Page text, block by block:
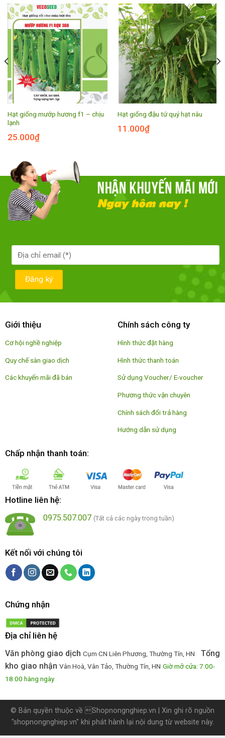
Hạt giống mướp hương f1 – chịu
lạnh
25.000₫
Hạt giống đậu tứ quý hạt nâu
11.000₫
Giới thiệu
Cơ hội nghề nghiệp
Quy chế sàn giao dịch
Các khuyến mãi đã bán
Chính sách công ty
Hình thức đặt hàng
Hình thức thanh toán
Sử dụng Voucher/ E-voucher
Phương thức vận chuyên
Chính sách đổi trả hàng
Hướng dẫn sử dụng
Chấp nhận thanh toán:
Hotline liên hệ:
0975.507.007 (Tất cả các ngày trong tuần)
Kết nối với chúng tôi
Chứng nhận
Địa chỉ liên hệ
Văn phòng giao dịch Cụm CN Liên Phương, Thường Tín, HN
Tổng
kho giao nhận Vân Hoà, Vân Tảo, Thường Tín, HN Giờ mở cửa: 7:00-
18:00 hàng ngày
© Bản quyền thuộc về Shopnongnghiep.vn | Xin ghi rõ nguồn
"shopnongnghiep.vn" khi phát hành lại nội dung từ website này.